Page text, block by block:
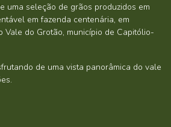
uma seleção de grãos produzidos em
em fazenda centenária, em
Vale do Grotão, município de Capitólio-
de uma vista panorâmica do vale